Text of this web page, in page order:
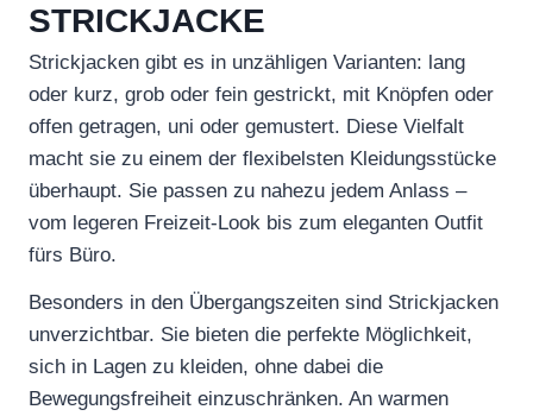
STRICKJACKE
Strickjacken gibt es in unzähligen Varianten: lang
oder kurz, grob oder fein gestrickt, mit Knöpfen oder
offen getragen, uni oder gemustert. Diese Vielfalt
macht sie zu einem der flexibelsten Kleidungsstücke
überhaupt. Sie passen zu nahezu jedem Anlass –
vom legeren Freizeit-Look bis zum eleganten Outfit
fürs Büro.
Besonders in den Übergangszeiten sind Strickjacken
unverzichtbar. Sie bieten die perfekte Möglichkeit,
sich in Lagen zu kleiden, ohne dabei die
Bewegungsfreiheit einzuschränken. An warmen